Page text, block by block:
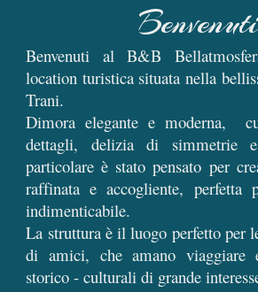
Benvenuti
Benvenuti al B&B
location turistica situata nella
Trani.
Dimora elegante e moderna,
dettagli, delizia di simmetrie
particolare è stato pensato per
raffinata e accogliente, perfetta
indimenticabile.
La struttura è il luogo perfetto per
di amici, che amano viaggiare
storico - culturali di grande